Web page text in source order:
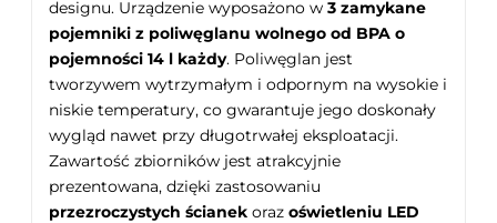
designu. Urządzenie wyposażono w 3 zamykane
pojemniki z poliwęglanu wolnego od BPA o
pojemności 14 l każdy. Poliwęglan jest
tworzywem wytrzymałym i odpornym na wysokie i
niskie temperatury, co gwarantuje jego doskonały
wygląd nawet przy długotrwałej eksploatacji.
Zawartość zbiorników jest atrakcyjnie
prezentowana, dzięki zastosowaniu
przezroczystych ścianek oraz oświetleniu LED